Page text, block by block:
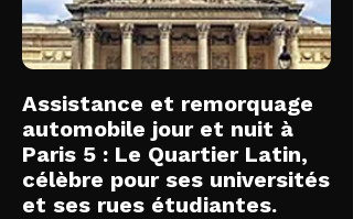
Assistance et remorquage
automobile jour et nuit à
Paris 5 : Le Quartier Latin,
célèbre pour ses universités
et ses rues étudiantes.